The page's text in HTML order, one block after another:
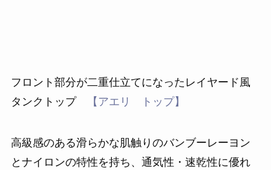
フロント部分が二重仕立てになったレイヤード風
タンクトップ
【アエリ トップ】
高級感のある滑らかな肌触りのバンブーレーヨン
とナイロンの特性を持ち、通気性・速乾性に優れ